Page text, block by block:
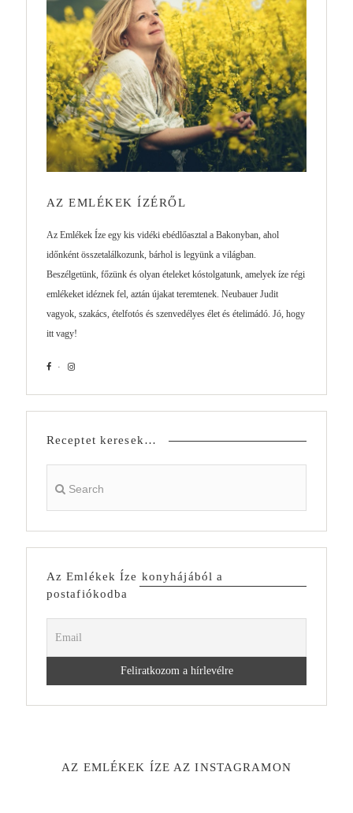
AZ EMLÉKEK ÍZÉRŐL
Az Emlékek Íze egy kis vidéki ebédlőasztal a Bakonyban, ahol
időnként összetalálkozunk, bárhol is legyünk a világban.
Beszélgetünk, főzünk és olyan ételeket kóstolgatunk, amelyek íze régi
emlékeket idéznek fel, aztán újakat teremtenek. Neubauer Judit
vagyok, szakács, ételfotós és szenvedélyes élet és ételimádó. Jó, hogy
itt vagy!
Receptet keresek…
Az Emlékek Íze konyhájából a
postafiókodba
AZ EMLÉKEK ÍZE AZ INSTAGRAMON